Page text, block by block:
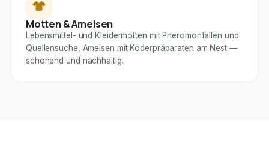
Motten & Ameisen
Lebensmittel- und Kleidermotten mit Pheromonfallen und
Quellensuche, Ameisen mit Köderpräparaten am Nest —
schonend und nachhaltig.